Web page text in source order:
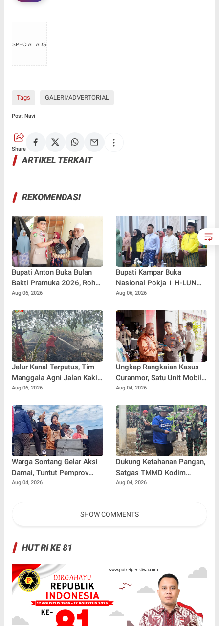
SPECIAL ADS
Tags GALERI/ADVERTORIAL
Post Navi
Share
ARTIKEL TERKAIT
REKOMENDASI
Bupati Anton Buka Bulan
Bakti Pramuka 2026, Rohul
Lepas 48 Kontingen
Aug 06, 2026
Bupati Kampar Buka
Nasional Pokja 1 H-LUN
Kabupaten Kampar 2026
Aug 06, 2026
Jalur Kanal Terputus, Tim
Manggala Agni Jalan Kaki
2 Km Padamkan Karhutla
Aug 06, 2026
Ungkap Rangkaian Kasus
Curanmor, Satu Unit Mobil
L300 dan 5 Unit Sepeda
Aug 04, 2026
Warga Sontang Gelar Aksi
Damai, Tuntut Pemprov
Riau Segera Benahi Jalan
Aug 04, 2026
Dukung Ketahanan Pangan,
Satgas TMMD Kodim
0102/Pidie Siapkan Bibit
Aug 04, 2026
SHOW COMMENTS
HUT RI KE 81